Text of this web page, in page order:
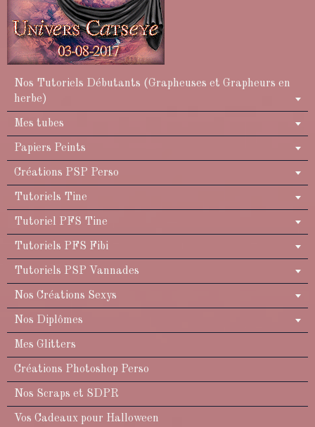
Nos Tutoriels Débutants (Grapheuses et Grapheurs en
herbe)
Mes tubes
Papiers Peints
Créations PSP Perso
Tutoriels Tine
Tutoriel PFS Tine
Tutoriels PFS Fibi
Tutoriels PSP Vannades
Nos Créations Sexys
Nos Diplômes
Mes Glitters
Créations Photoshop Perso
Nos Scraps et SDPR
Vos Cadeaux pour Halloween